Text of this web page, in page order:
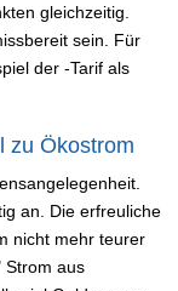
gleichzeitig.
sein. Für
der -Tarif als
zu Ökostrom
an. Die erfreuliche
nicht mehr teurer
Strom aus